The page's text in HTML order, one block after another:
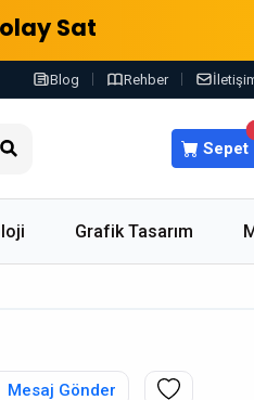
Sat
Blog Rehber
Sepet
Grafik Tasarım
Mesaj Gönder